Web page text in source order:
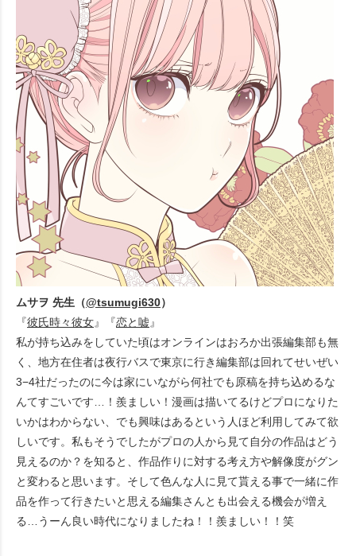
ムサヲ 先生（@tsumugi630）
『彼氏時々彼女』『恋と嘘』
私が持ち込みをしていた頃はオンラインはおろか出張編集部も無
く、地方在住者は夜行バスで東京に行き編集部は回れてせいぜい
3−4社だったのに今は家にいながら何社でも原稿を持ち込めるな
んてすごいです…！羨ましい！漫画は描いてるけどプロになりた
いかはわからない、でも興味はあるという人ほど利用してみて欲
しいです。私もそうでしたがプロの人から見て自分の作品はどう
見えるのか？を知ると、作品作りに対する考え方や解像度がグン
と変わると思います。そして色んな人に見て貰える事で一緒に作
品を作って行きたいと思える編集さんとも出会える機会が増え
る…うーん良い時代になりましたね！！羨ましい！！笑